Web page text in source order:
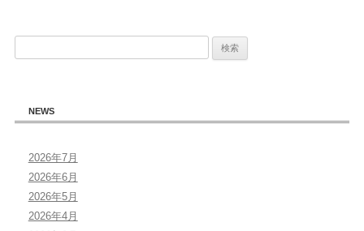
NEWS
2026年7月
2026年6月
2026年5月
2026年4月